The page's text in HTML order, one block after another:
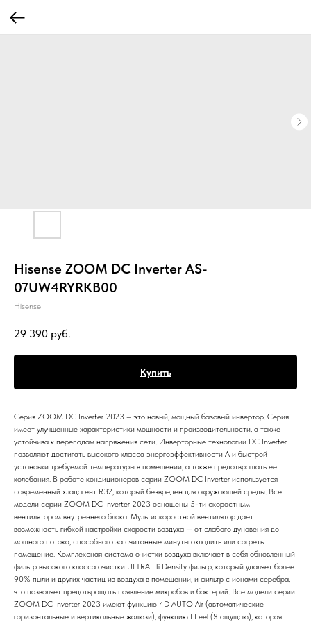
Hisense ZOOM DC Inverter AS-
07UW4RYRKB00
Hisense
29 390 руб.
Купить
Серия ZOOM DC Inverter 2023 – это новый, мощный базовый инвертор. Серия
имеет улучшенные характеристики мощности и производительности, а также
устойчива к перепадам напряжения сети. Инверторные технологии DC Inverter
позволяют достигать высокого класса энергоэффективности А и быстрой
установки требуемой температуры в помещении, а также предотвращать ее
колебания. В работе кондиционеров серии ZOOM DC Inverter используется
современный хладагент R32, который безвреден для окружающей среды. Все
модели серии ZOOM DC Inverter 2023 оснащены 5-ти скоростным
вентилятором внутреннего блока. Мультискоростной вентилятор дает
возможность гибкой настройки скорости воздуха — от слабого дуновения до
мощного потока, способного за считанные минуты охладить или согреть
помещение. Комплексная система очистки воздуха включает в себя обновленный
фильтр высокого класса очистки ULTRA Hi Density фильтр, который удаляет более
90% пыли и других частиц из воздуха в помещении, и фильтр с ионами серебра,
что позволяет предотвращать появление микробов и бактерий. Все модели серии
ZOOM DC Inverter 2023 имеют функцию 4D AUTO Air (автоматические
горизонтальные и вертикальные жалюзи), функцию I Feel (Я ощущаю), которая